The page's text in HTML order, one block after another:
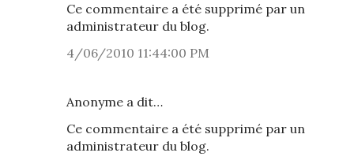
Ce commentaire a été supprimé par un
administrateur du blog.
4/06/2010 11:44:00 PM
Anonyme a dit…
Ce commentaire a été supprimé par un
administrateur du blog.